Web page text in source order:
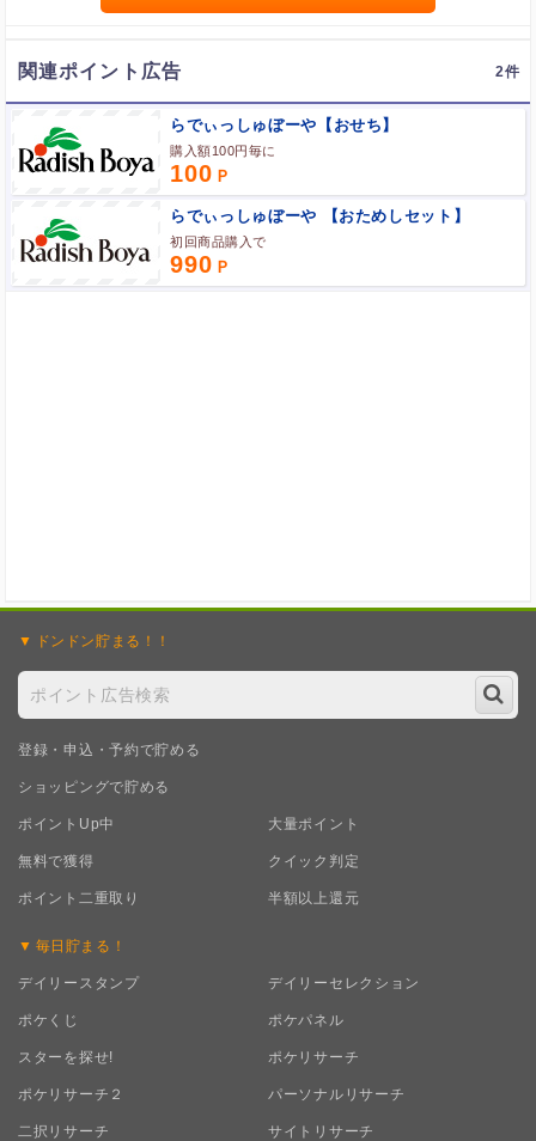
関連ポイント広告 2
らでぃっしゅぼーや【おせち】
購入額100円毎に
100
らでぃっしゅぼーや 【おためしセット】
初回商品購入で
990
ドンドン貯まる！！
登録・申込・予約で貯める
ショッピングで貯める
ポイントUp中 大量ポイント
無料で獲得 クイック判定
ポイント二重取り 半額以上還元
毎日 貯まる！
デイリースタンプ デイリーセレクション
ポケくじ ポケパネル
スターを探せ! ポケリサーチ
ポケリサーチ２ パーソナルリサーチ
二択リサーチ サイトリサーチ